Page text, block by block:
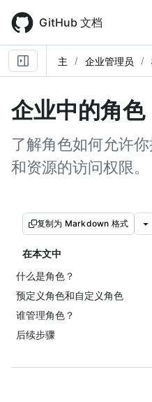
main
content
GitHub 文档
主 企业管理员
企业中的角色
了解角色如何允许
和资源的访问权限。
复制为 Markdown 格式
在本文中
什么是角色？
预定义角色和自定义角色
谁管理角色？
后续步骤